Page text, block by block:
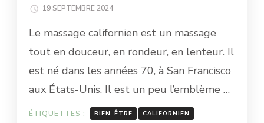
19 SEPTEMBRE 2024
Le massage californien est un massage
tout en douceur, en rondeur, en lenteur. Il
est né dans les années 70, à San Francisco
aux États-Unis. Il est un peu l’emblème …
ÉTIQUETTES : BIEN-ÊTRE CALIFORNIEN